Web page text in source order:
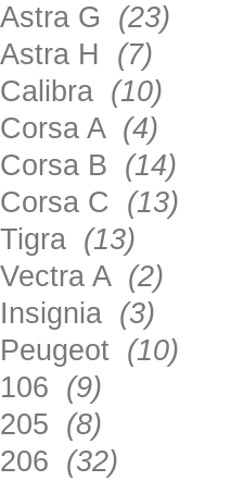
Astra G (23)
Astra H (7)
Calibra (10)
Corsa A (4)
Corsa B (14)
Corsa C (13)
Tigra (13)
Vectra A (2)
Insignia (3)
Peugeot (10)
106 (9)
205 (8)
206 (32)